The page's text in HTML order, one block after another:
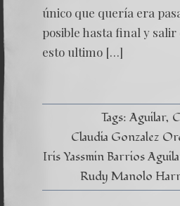
único que quería era
posible hasta final y salir
esto ultimo […]
Tags: Aguilar
Claudia Gonzalez
Iris Yassmin Barrios
Rudy Manolo